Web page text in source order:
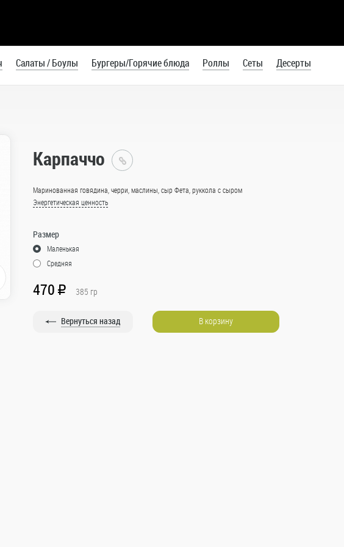
Салаты / Боулы Бургеры/Горячие блюда Роллы Сеты Десерты
Карпаччо
Каталог
Маринованная говядина, черри, маслины, сыр Фета, руккола с сыром
Энергетическая ценность
Размер
Маленькая
Средняя
470 R 385 гр
Вернуться назад В корзину